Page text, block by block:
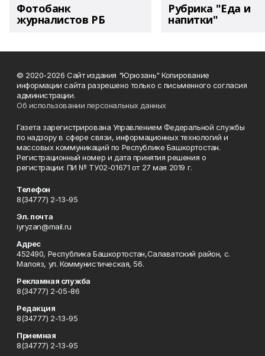
Фотобанк
журналистов РБ
Рубрика "Еда и
напитки"
© 2020-2026 Сайт издания "Юрюзань" Копирование
информации сайта разрешено только с письменного согласия
администрации.
Об использовании персональных данных
Газета зарегистрирована Управлением Федеральной службы
по надзору в сфере связи, информационных технологий и
массовых коммуникаций по Республике Башкортостан.
Регистрационный номер и дата принятия решения о
регистрации: ПИ № ТУ02-01671 от 27 мая 2019 г.
Телефон
8(34777) 2-13-95
Эл. почта
iyryzan@mail.ru
Адрес
452490, Республика Башкортостан,Салаватский район, с.
Малояз, ул. Коммунистическая, 56.
Рекламная служба
8(34777) 2-05-86
Редакция
8(34777) 2-13-95
Приемная
8(34777) 2-13-95